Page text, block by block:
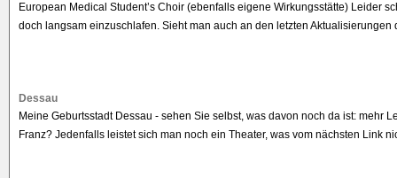
European Medical Student’s Choir (ebenfalls eigene Wirkungsstätte) Leider
doch langsam einzuschlafen. Sieht man auch an den letzten Aktualisierungen
Dessau
Meine Geburtsstadt Dessau - sehen Sie selbst, was davon noch da ist: mehr
Franz? Jedenfalls leistet sich man noch ein Theater, was vom nächsten Link